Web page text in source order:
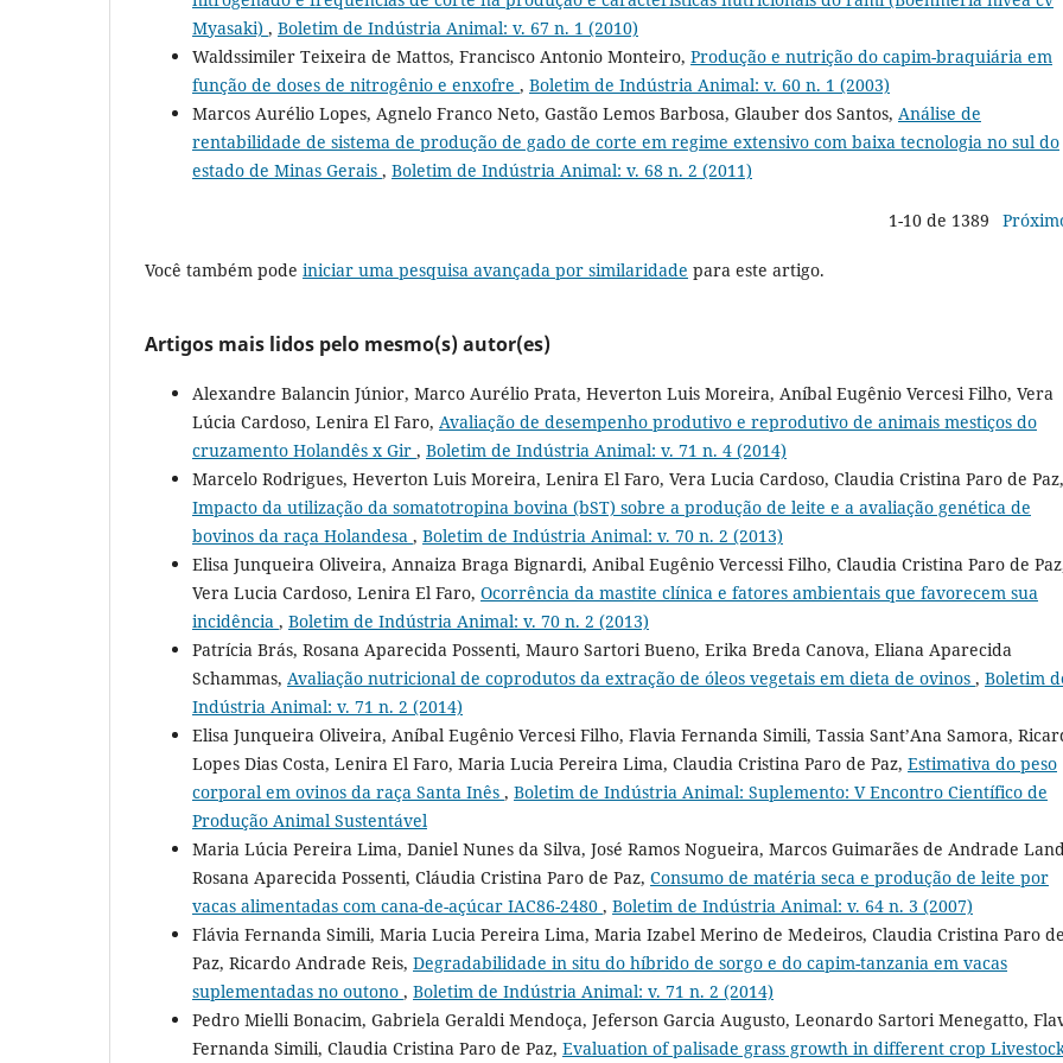
Myasaki) , Boletim de Indústria Animal: v. 67 n. 1 (2010)
Waldssimiler Teixeira de Mattos, Francisco Antonio Monteiro, Produção e nutrição do capim-braquiária em
função de doses de nitrogênio e enxofre , Boletim de Indústria Animal: v. 60 n. 1 (2003)
Marcos Aurélio Lopes, Agnelo Franco Neto, Gastão Lemos Barbosa, Glauber dos Santos, Análise de
rentabilidade de sistema de produção de gado de corte em regime extensivo com baixa tecnologia no sul do
estado de Minas Gerais , Boletim de Indústria Animal: v. 68 n. 2 (2011)
1-10 de 1389
Você também pode iniciar uma pesquisa avançada por similaridade para este artigo.
Artigos mais lidos pelo mesmo(s) autor(es)
Alexandre Balancin Júnior, Marco Aurélio Prata, Heverton Luis Moreira, Aníbal Eugênio Vercesi Filho, Vera
Lúcia Cardoso, Lenira El Faro, Avaliação de desempenho produtivo e reprodutivo de animais mestiços do
cruzamento Holandês x Gir , Boletim de Indústria Animal: v. 71 n. 4 (2014)
Marcelo Rodrigues, Heverton Luis Moreira, Lenira El Faro, Vera Lucia Cardoso, Claudia Cristina Paro de Paz,
Impacto da utilização da somatotropina bovina (bST) sobre a produção de leite e a avaliação genética de
bovinos da raça Holandesa , Boletim de Indústria Animal: v. 70 n. 2 (2013)
Elisa Junqueira Oliveira, Annaiza Braga Bignardi, Anibal Eugênio Vercessi Filho, Claudia Cristina Paro de
Vera Lucia Cardoso, Lenira El Faro, Ocorrência da mastite clínica e fatores ambientais que favorecem sua
incidência , Boletim de Indústria Animal: v. 70 n. 2 (2013)
Patrícia Brás, Rosana Aparecida Possenti, Mauro Sartori Bueno, Erika Breda Canova, Eliana Aparecida
Schammas, Avaliação nutricional de coprodutos da extração de óleos vegetais em dieta de ovinos , Boletim
Indústria Animal: v. 71 n. 2 (2014)
Elisa Junqueira Oliveira, Aníbal Eugênio Vercesi Filho, Flavia Fernanda Simili, Tassia Sant’Ana Samora,
Lopes Dias Costa, Lenira El Faro, Maria Lucia Pereira Lima, Claudia Cristina Paro de Paz, Estimativa do peso
corporal em ovinos da raça Santa Inês , Boletim de Indústria Animal: Suplemento: V Encontro Científico de
Produção Animal Sustentável
Maria Lúcia Pereira Lima, Daniel Nunes da Silva, José Ramos Nogueira, Marcos Guimarães de Andrade
Rosana Aparecida Possenti, Cláudia Cristina Paro de Paz, Consumo de matéria seca e produção de leite por
vacas alimentadas com cana-de-açúcar IAC86-2480 , Boletim de Indústria Animal: v. 64 n. 3 (2007)
Flávia Fernanda Simili, Maria Lucia Pereira Lima, Maria Izabel Merino de Medeiros, Claudia Cristina Paro
Paz, Ricardo Andrade Reis, Degradabilidade in situ do híbrido de sorgo e do capim-tanzania em vacas
suplementadas no outono , Boletim de Indústria Animal: v. 71 n. 2 (2014)
Pedro Mielli Bonacim, Gabriela Geraldi Mendoça, Jeferson Garcia Augusto, Leonardo Sartori Menegatto,
Fernanda Simili, Claudia Cristina Paro de Paz, Evaluation of palisade grass growth in different crop